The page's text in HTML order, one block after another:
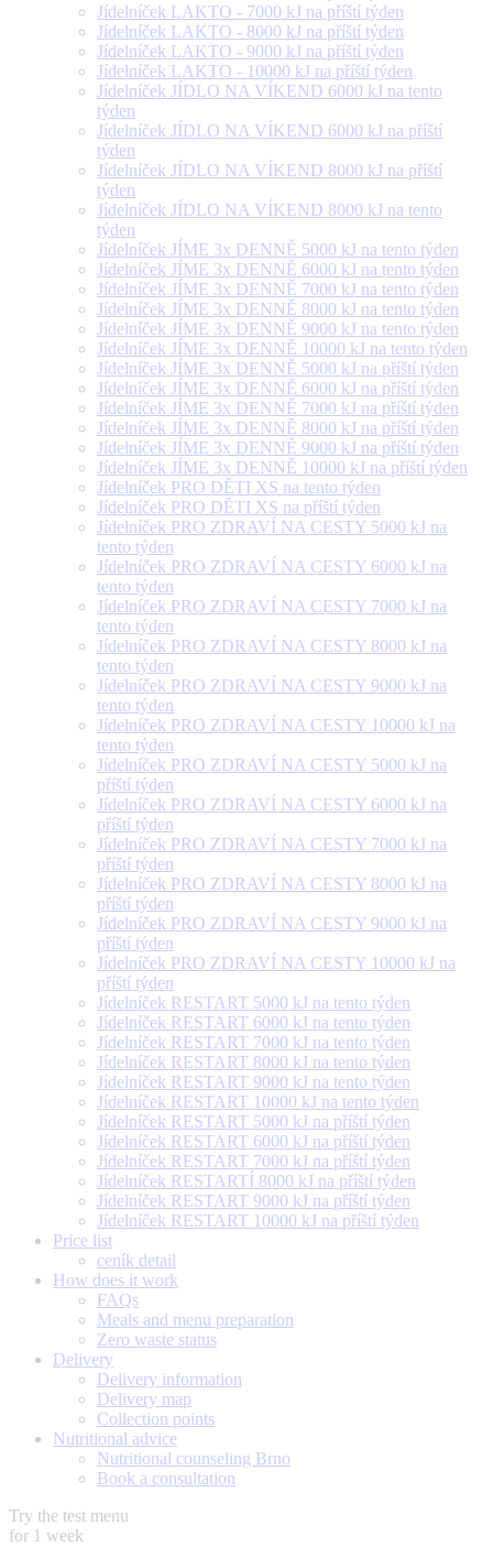
Jídelníček LAKTO - 7000 kJ na příští týden
Jídelníček LAKTO - 8000 kJ na příští týden
Jídelníček LAKTO - 9000 kJ na příští týden
Jídelníček LAKTO - 10000 kJ na příští týden
Jídelníček JÍDLO NA VÍKEND 6000 kJ na tento
týden
Jídelníček JÍDLO NA VÍKEND 6000 kJ na příští
týden
Jídelníček JÍDLO NA VÍKEND 8000 kJ na příští
týden
Jídelníček JÍDLO NA VÍKEND 8000 kJ na tento
týden
Jídelníček JÍME 3x DENNĚ 5000 kJ na tento týden
Jídelníček JÍME 3x DENNĚ 6000 kJ na tento týden
Jídelníček JÍME 3x DENNĚ 7000 kJ na tento týden
Jídelníček JÍME 3x DENNĚ 8000 kJ na tento týden
Jídelníček JÍME 3x DENNĚ 9000 kJ na tento týden
Jídelníček JÍME 3x DENNĚ 10000 kJ na tento týden
Jídelníček JÍME 3x DENNĚ 5000 kJ na příští týden
Jídelníček JÍME 3x DENNĚ 6000 kJ na příští týden
Jídelníček JÍME 3x DENNĚ 7000 kJ na příští týden
Jídelníček JÍME 3x DENNĚ 8000 kJ na příští týden
Jídelníček JÍME 3x DENNĚ 9000 kJ na příští týden
Jídelníček JÍME 3x DENNĚ 10000 kJ na příští týden
Jídelníček PRO DĚTI XS na tento týden
Jídelníček PRO DĚTI XS na příští týden
Jídelníček PRO ZDRAVÍ NA CESTY 5000 kJ na
tento týden
Jídelníček PRO ZDRAVÍ NA CESTY 6000 kJ na
tento týden
Jídelníček PRO ZDRAVÍ NA CESTY 7000 kJ na
tento týden
Jídelníček PRO ZDRAVÍ NA CESTY 8000 kJ na
tento týden
Jídelníček PRO ZDRAVÍ NA CESTY 9000 kJ na
tento týden
Jídelníček PRO ZDRAVÍ NA CESTY 10000 kJ na
tento týden
Jídelníček PRO ZDRAVÍ NA CESTY 5000 kJ na
příští týden
Jídelníček PRO ZDRAVÍ NA CESTY 6000 kJ na
příští týden
Jídelníček PRO ZDRAVÍ NA CESTY 7000 kJ na
příští týden
Jídelníček PRO ZDRAVÍ NA CESTY 8000 kJ na
příští týden
Jídelníček PRO ZDRAVÍ NA CESTY 9000 kJ na
příští týden
Jídelníček PRO ZDRAVÍ NA CESTY 10000 kJ na
příští týden
Jídelníček RESTART 5000 kJ na tento týden
Jídelníček RESTART 6000 kJ na tento týden
Jídelníček RESTART 7000 kJ na tento týden
Jídelníček RESTART 8000 kJ na tento týden
Jídelníček RESTART 9000 kJ na tento týden
Jídelníček RESTART 10000 kJ na tento týden
Jídelníček RESTART 5000 kJ na příští týden
Jídelníček RESTART 6000 kJ na příští týden
Jídelníček RESTART 7000 kJ na příští týden
Jídelníček RESTARTÍ 8000 kJ na příští týden
Jídelníček RESTART 9000 kJ na příští týden
Jídelníček RESTART 10000 kJ na příští týden
Price list
ceník detail
How does it work
FAQs
Meals and menu preparation
Zero waste status
Delivery
Delivery information
Delivery map
Collection points
Nutritional advice
Nutritional counseling Brno
Book a consultation
Try the test menu
for 1 week